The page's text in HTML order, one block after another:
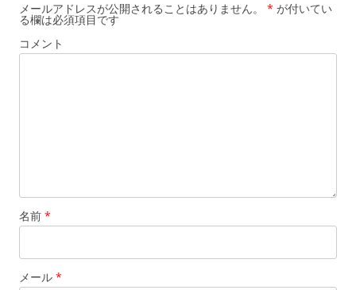
メールアドレスが公開されることはありません。 * が付いてい
る欄は必須項目です
コメント
名前 *
メール *